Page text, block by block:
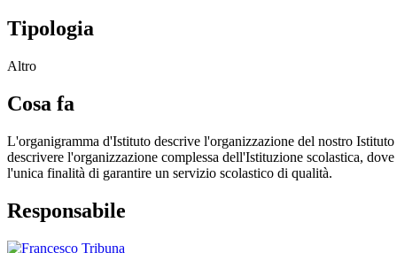
Tipologia
Altro
Cosa fa
L'organigramma d'Istituto descrive l'organizzazione del nostro Istituto
descrivere l'organizzazione complessa dell'Istituzione scolastica,
l'unica finalità di garantire un servizio scolastico di qualità.
Responsabile